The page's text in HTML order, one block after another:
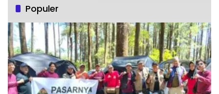
Populer